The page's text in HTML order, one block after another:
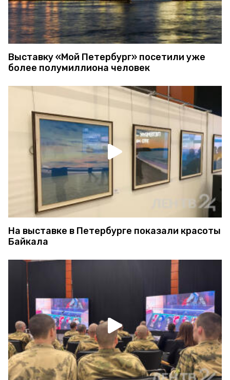
Выставку «Мой Петербург» посетили уже
более полумиллиона человек
На выставке в Петербурге показали красоты
Байкала